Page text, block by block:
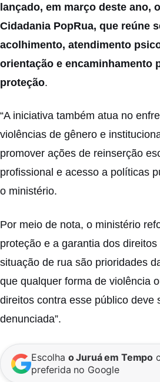
lançado, em março deste ano,
Cidadania PopRua, que reúne
acolhimento, atendimento
orientação e encaminhamento
proteção.
“A iniciativa também atua no
violências de gênero e
promover ações de reinserção
profissional e acesso a políticas
o ministério.
Por meio de nota, o ministério
proteção e a garantia dos
situação de rua são prioridades
que qualquer forma de violência
direitos contra esse público deve
denunciada”.
Escolha o Juruá em Tempo
preferida no Google